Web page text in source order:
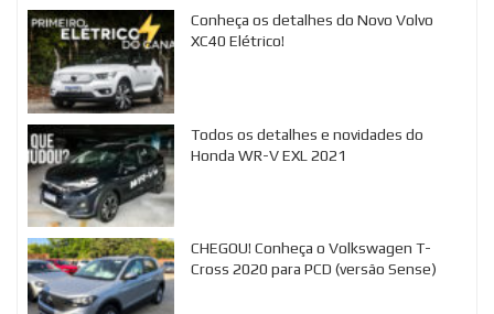
Conheça os detalhes do Novo Volvo
XC40 Elétrico!
Todos os detalhes e novidades do
Honda WR-V EXL 2021
CHEGOU! Conheça o Volkswagen T-
Cross 2020 para PCD (versão Sense)